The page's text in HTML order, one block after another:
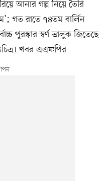
আনার গল্প নিয়ে তৈরি
গত রাতে ৭৪তম বার্লিন
পুরস্কার স্বর্ণ ভালুক জিতেছে
খবর এএফপির